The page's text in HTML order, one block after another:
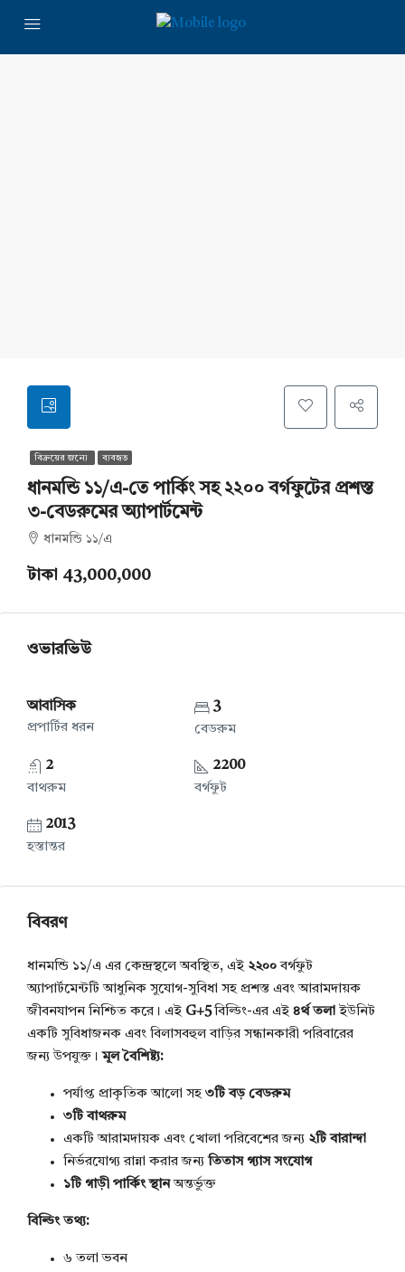
বিক্রয়ের জন্যে ব্যবহৃত
ধানমন্ডি ১১/এ-তে পার্কিং সহ ২২০০ বর্গফুটের প্রশস্ত
৩-বেডরুমের অ্যাপার্টমেন্ট
ধানমন্ডি ১১/এ
টাকা 43,000,000
ওভারভিউ
আবাসিক
প্রপার্টির ধরন
3
বেডরুম
2
বাথরুম
2200
বর্গফুট
2013
হস্তান্তর
বিবরণ
ধানমন্ডি ১১/এ এর কেন্দ্রস্থলে অবস্থিত, এই ২২০০ বর্গফুট
অ্যাপার্টমেন্টটি আধুনিক সুযোগ-সুবিধা সহ প্রশস্ত এবং আরামদায়ক
জীবনযাপন নিশ্চিত করে। এই G+5বিল্ডিং-এর এই ৪র্থ তলা ইউনিট
একটি সুবিধাজনক এবং বিলাসবহুল বাড়ির সন্ধানকারী পরিবারের
জন্য উপযুক্ত।মূল বৈশিষ্ট্য:
পর্যাপ্ত প্রাকৃতিক আলো সহ ৩টি বড় বেডরুম
৩টি বাথরুম
একটি আরামদায়ক এবং খোলা পরিবেশের জন্য ২টি বারান্দা
নির্ভরযোগ্য রান্না করার জন্য তিতাস গ্যাস সংযোগ
১টি গাড়ী পার্কিং স্থানঅন্তর্ভুক্ত
বিল্ডিং তথ্য:
৬ তলা ভবন